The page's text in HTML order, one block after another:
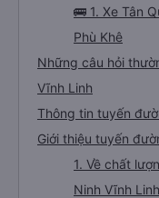
🚌 1. Xe Tân
Phù Khê
Những câu hỏi
Vĩnh Linh
Thông tin tuyến
Giới thiệu tuyến
1. Về chất
Ninh Vĩnh Linh